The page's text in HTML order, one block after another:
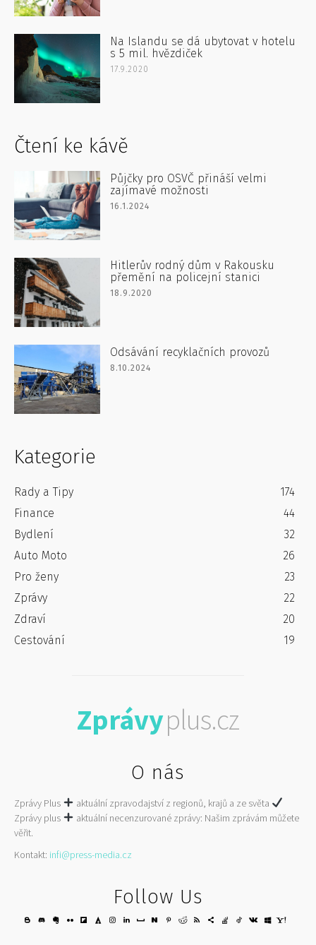
Na Islandu se dá ubytovat v hotelu
s 5 mil. hvězdiček
17.9.2020
Čtení ke kávě
Půjčky pro OSVČ přináší velmi
zajímavé možnosti
16.1.2024
Hitlerův rodný dům v Rakousku
přemění na policejní stanici
18.9.2020
Odsávání recyklačních provozů
8.10.2024
Kategorie
Rady a Tipy
174
Finance
44
Bydlení
32
Auto Moto
26
Pro ženy
23
Zprávy
22
Zdraví
20
Cestování
19
Zprávyplus.cz
O nás
Zprávy Plus
aktuální zpravodajství z regionů, krajů a ze světa
Zprávy plus
aktuální necenzurované zprávy: Našim zprávám můžete
věřit.
Kontakt: infi@press-media.cz
Follow Us